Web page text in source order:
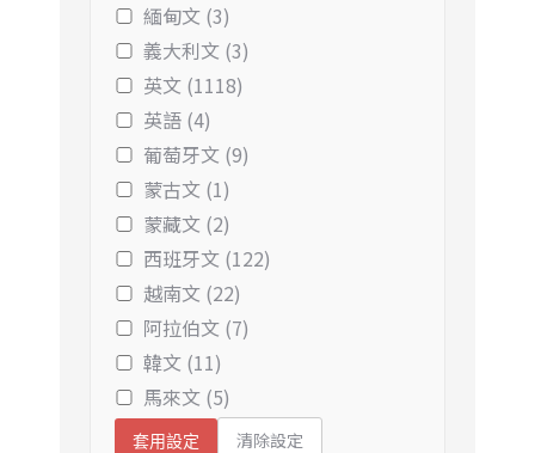
緬甸文 (3)
義大利文 (3)
英文 (1118)
英語 (4)
葡萄牙文 (9)
蒙古文 (1)
蒙藏文 (2)
西班牙文 (122)
越南文 (22)
阿拉伯文 (7)
韓文 (11)
馬來文 (5)
套用設定 清除設定